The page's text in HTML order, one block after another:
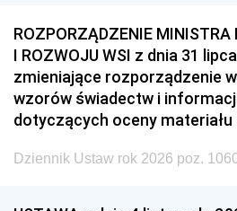
ROZPORZĄDZENIE MINISTRA
I ROZWOJU WSI z dnia 31
zmieniające rozporządzenie
wzorów świadectw i
dotyczących oceny materiału
Dziennik Ustaw rok 2026 poz.